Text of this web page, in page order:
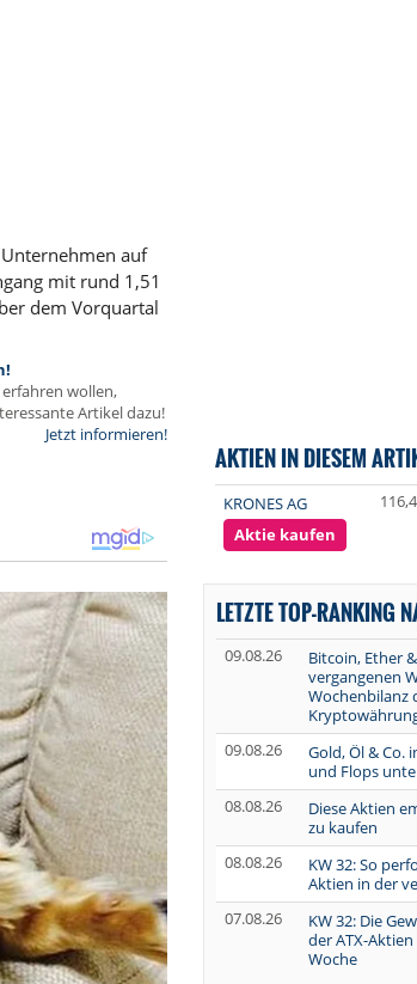
auf
mit rund 1,51
dem Vorquartal
erfahren wollen,
Artikel dazu!
Jetzt informieren!
AKTIEN IN DIESEM
KRONES AG
Aktie kaufen
LETZTE TOP-RANKING
09.08.26
Bitcoin, Ether
vergangenen
Wochenbilanz
09.08.26
Gold, Öl & Co.
und Flops
08.08.26
Diese Aktien
zu kaufen
08.08.26
KW 32: So
Aktien in der
07.08.26
KW 32: Die
der ATX-
Woche